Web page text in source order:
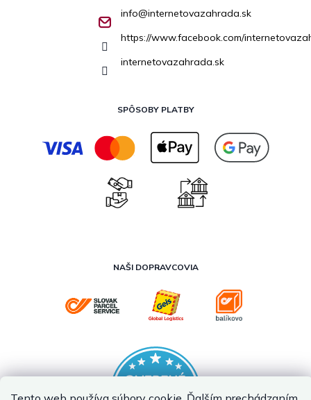
info@internetovazahrada.sk
https://www.facebook.com/
internetovazahrada.sk
SPÔSOBY PLATBY
NAŠI DOPRAVCOVIA